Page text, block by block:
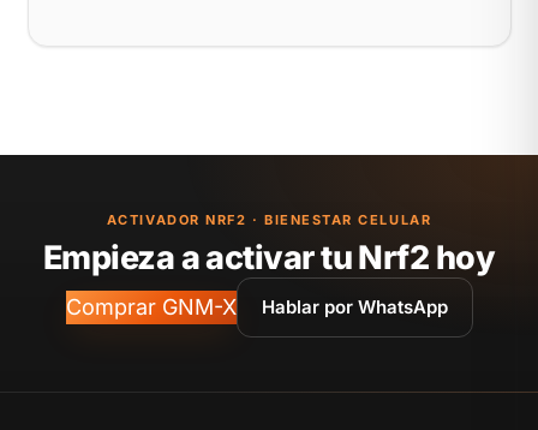
ACTIVADOR NRF2 · BIENESTAR CELULAR
Empieza a activar tu Nrf2 hoy
Comprar GNM-X Hablar por WhatsApp